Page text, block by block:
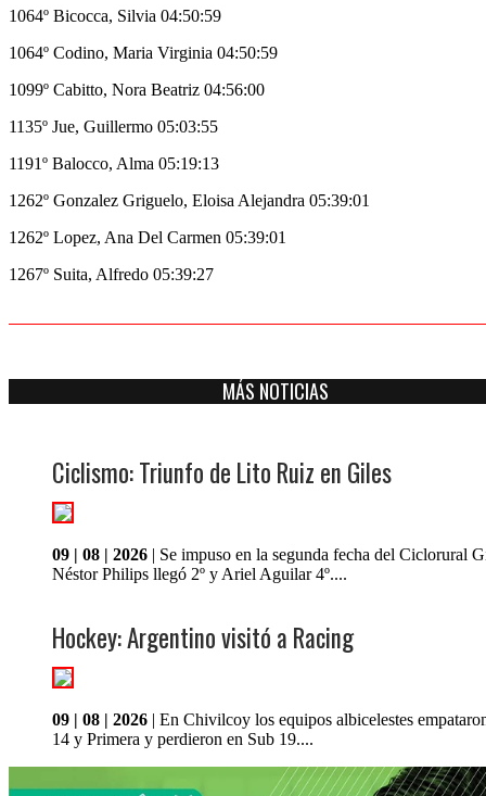
1064º Bicocca, Silvia 04:50:59
1064º Codino, Maria Virginia 04:50:59
1099º Cabitto, Nora Beatriz 04:56:00
1135º Jue, Guillermo 05:03:55
1191º Balocco, Alma 05:19:13
1262º Gonzalez Griguelo, Eloisa Alejandra 05:39:01
1262º Lopez, Ana Del Carmen 05:39:01
1267º Suita, Alfredo 05:39:27
MÁS NOTICIAS
Ciclismo: Triunfo de Lito Ruiz en Giles
09 | 08 | 2026 | Se impuso en la segunda fecha del Ciclorural
Néstor Philips llegó 2º y Ariel Aguilar 4º....
Hockey: Argentino visitó a Racing
09 | 08 | 2026 | En Chivilcoy los equipos albicelestes
14 y Primera y perdieron en Sub 19....